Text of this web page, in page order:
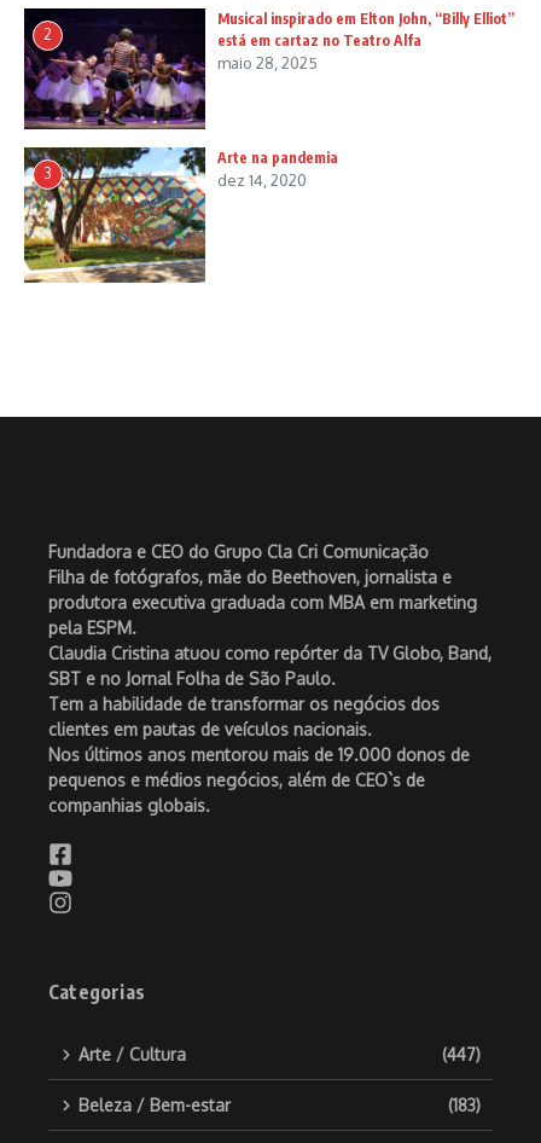
2
Musical inspirado em Elton John, “Billy Elliot”
está em cartaz no Teatro Alfa
maio 28, 2025
3
Arte na pandemia
dez 14, 2020
Fundadora e CEO do Grupo Cla Cri Comunicação
Filha de fotógrafos, mãe do Beethoven, jornalista e
produtora executiva graduada com MBA em marketing
pela ESPM.
Claudia Cristina atuou como repórter da TV Globo, Band,
SBT e no Jornal Folha de São Paulo.
Tem a habilidade de transformar os negócios dos
clientes em pautas de veículos nacionais.
Nos últimos anos mentorou mais de 19.000 donos de
pequenos e médios negócios, além de CEO`s de
companhias globais.
Categorias
Arte / Cultura (447)
Beleza / Bem-estar (183)